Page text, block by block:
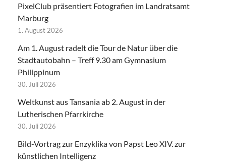
PixelClub präsentiert Fotografien im Landratsamt
Marburg
1. August 2026
Am 1. August radelt die Tour de Natur über die
Stadtautobahn – Treff 9.30 am Gymnasium
Philippinum
30. Juli 2026
Weltkunst aus Tansania ab 2. August in der
Lutherischen Pfarrkirche
30. Juli 2026
Bild-Vortrag zur Enzyklika von Papst Leo XIV. zur
künstlichen Intelligenz